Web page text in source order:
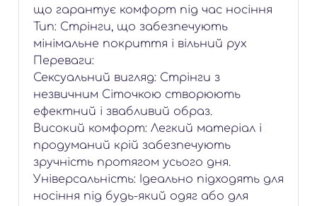
що гарантує комфорт під час носіння
Тип: Стрінги, що забезпечують
мінімальне покриття і вільний рух
Переваги:
Сексуальний вигляд: Стрінги з
незвичним Сіточкою створюють
ефектний і звабливий образ.
Високий комфорт: Легкий матеріал і
продуманий крій забезпечують
зручність протягом усього дня.
Універсальність: Ідеально підходять для
носіння під будь-який одяг або для